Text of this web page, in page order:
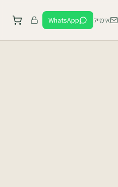
אימייל WhatsApp